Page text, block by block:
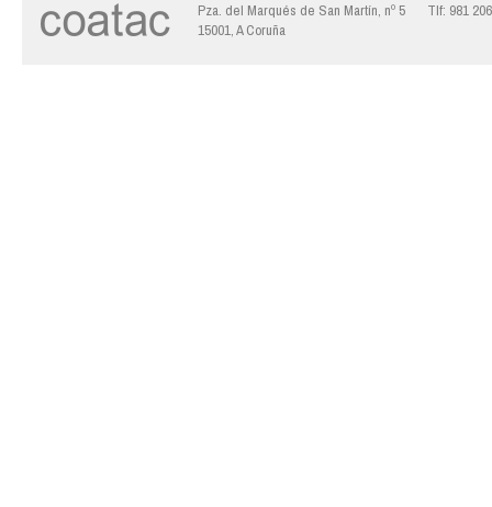
Pza. del Marqués de San Martín, nº 5
15001, A Coruña
Tlf: 981